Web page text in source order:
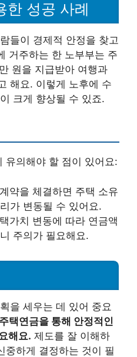
한 성공 사례
들이 경제적 안정을 찾고
거주하는 한 노부부는 주
원을 지급받아 여행과
해요. 이렇게 노후에 수
크게 향상될 수 있죠.
유의해야 할 점이 있어요:
약을 체결하면 주택 소유
가 변동될 수 있어요.
가치 변동에 따라 연금액
주의가 필요해요.
을 세우는 데 있어 중요
주택연금을 통해 안정적인
해요. 제도를 잘 이해하
중하게 결정하는 것이 필